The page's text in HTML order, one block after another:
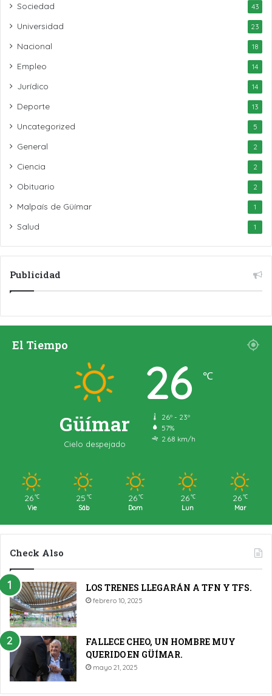
Sociedad 43
Universidad 23
Nacional 18
Empleo 14
Jurídico 14
Deporte 13
Uncategorized 5
General 2
Ciencia 2
Obituario 2
Malpaís de Güímar 1
Salud 1
Publicidad
El Tiempo
Güímar
Cielo despejado
26 ℃
26º - 23º
57%
2.68 km/h
26 ℃
Vie
25 ℃
Sáb
26 ℃
Dom
26 ℃
Lun
26 ℃
Mar
Check Also
LOS TRENES LLEGARÁN A TFN Y TFS.
febrero 10, 2025
FALLECE CHEO, UN HOMBRE MUY
QUERIDO EN GÜÍMAR.
mayo 21, 2025